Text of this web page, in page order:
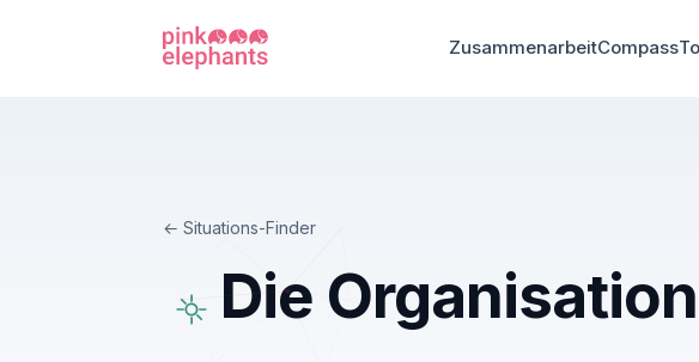
ZusammenarbeitCompass
Situations-Finder
Die